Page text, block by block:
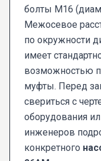
болты М16
Межосевое
по окружности
имеет
возможностью
муфты. Перед
свериться с
оборудования
инженеров
конкретного